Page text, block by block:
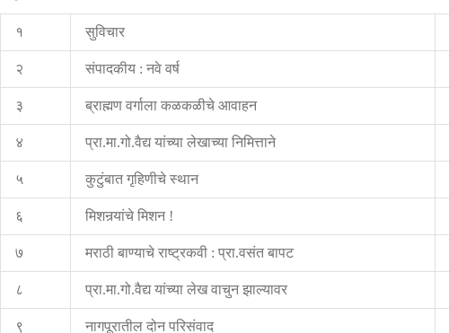
१ सुविचार
२ संपादकीय : नवे वर्ष
३ ब्राह्मण वर्गाला कळकळीचे आवाहन
४ प्रा.मा.गो.वैद्य यांच्या लेखाच्या निमित्ताने
५ कुटुंबात गृहिणीचे स्थान
६ मिशनर्‍यांचे मिशन !
७ मराठी बाण्याचे राष्ट्रकवी : प्रा.वसंत बापट
८ प्रा.मा.गो.वैद्य यांच्या लेख वाचुन झाल्यावर
९ नागपूरातील दोन परिसंवाद